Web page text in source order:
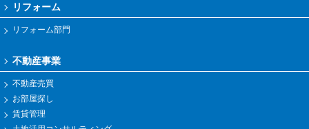
リフォーム
リフォーム部門
不動産事業
不動産売買
お部屋探し
賃貸管理